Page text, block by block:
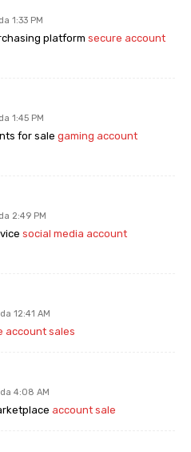
1:33 PM
platform secure account
1:45 PM
for sale gaming account
2:49 PM
social media account
12:41 AM
account sales
4:08 AM
account sale